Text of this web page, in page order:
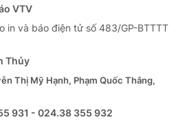
VTV
in và báo điện tử số 483/GP-BTTTT
Thủy
Thị Mỹ Hạnh, Phạm Quốc Thắng,
931 - 024.38 355 932